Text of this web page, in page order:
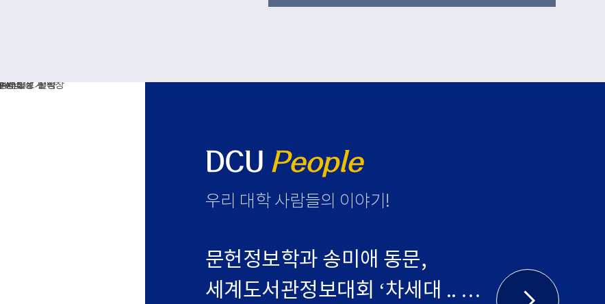
DCU People
우리 대학 사람들의 이야기 !
문헌정보학과 송미애 동문,
세계도서관정보대회 ‘차세대 ..